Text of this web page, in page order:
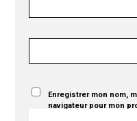
Enregistrer mon nom,
navigateur pour mon